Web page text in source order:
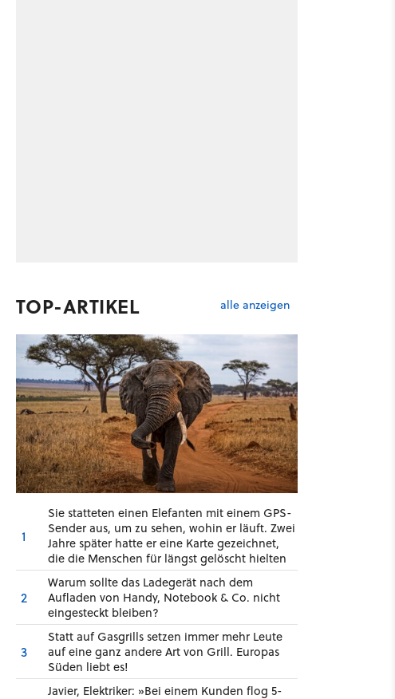
TOP-ARTIKEL alle anzeigen
1
Sie statteten einen Elefanten mit einem GPS-
Sender aus, um zu sehen, wohin er läuft. Zwei
Jahre später hatte er eine Karte gezeichnet,
die die Menschen für längst gelöscht hielten
2
Warum sollte das Ladegerät nach dem
Aufladen von Handy, Notebook & Co. nicht
eingesteckt bleiben?
3
Statt auf Gasgrills setzen immer mehr Leute
auf eine ganz andere Art von Grill. Europas
Süden liebt es!
Javier, Elektriker: »Bei einem Kunden flog 5-